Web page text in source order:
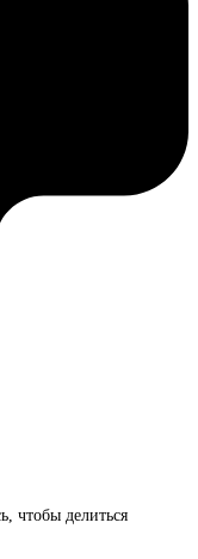
чтобы делиться